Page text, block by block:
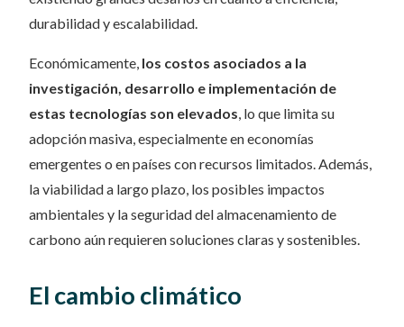
durabilidad y escalabilidad.
Económicamente, los costos asociados a la
investigación, desarrollo e implementación de
estas tecnologías son elevados, lo que limita su
adopción masiva, especialmente en economías
emergentes o en países con recursos limitados. Además,
la viabilidad a largo plazo, los posibles impactos
ambientales y la seguridad del almacenamiento de
carbono aún requieren soluciones claras y sostenibles.
El cambio climático